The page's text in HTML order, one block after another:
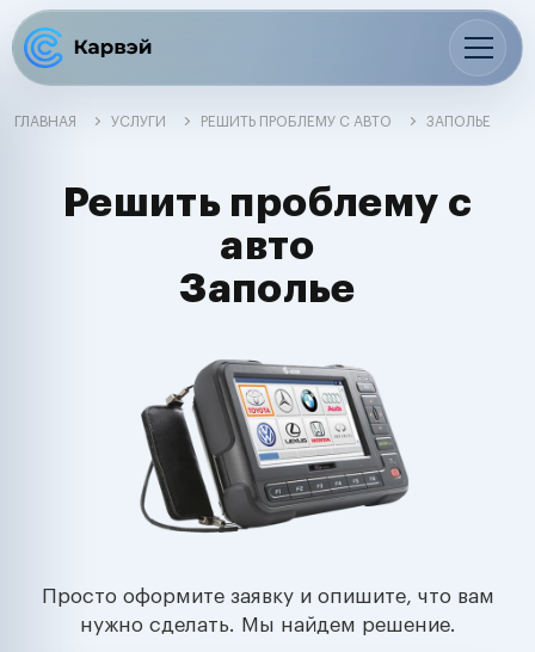
ГЛАВНАЯ УСЛУГИ РЕШИТЬ ПРОБЛЕМУ С АВТО ЗАПОЛЬЕ
Решить проблему с
авто
Заполье
Просто оформите заявку и опишите, что вам
нужно сделать. Мы найдем решение.